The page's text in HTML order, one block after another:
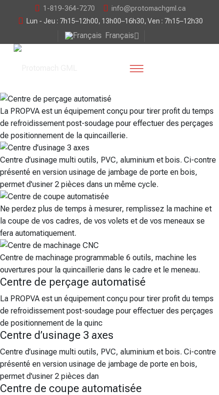
1-819-364-7270
info@protomachgml.ca
Lun - Jeu : 7h15–12h00, 13h00–16h30, Ven : 7h15–12h30
Français
La PROPVA est un équipement conçu pour tirer profit du temps
de refroidissement post-soudage pour effectuer des perçages
de positionnement de la quincaillerie.
Centre d’usinage multi outils, PVC, aluminium et bois. Ci-contre
présenté en version usinage de jambage de porte en bois,
permet d'usiner 2 pièces dans un même cycle.
Ne perdez plus de temps à mesurer, remplissez la machine et
la coupe de vos cadres, de vos volets et de vos meneaux se
fera automatiquement.
Centre de machinage programmable 6 outils, machine les
ouvertures pour la quincaillerie dans le cadre et le meneau.
Centre de perçage automatisé
La PROPVA est un équipement conçu pour tirer profit du temps
de refroidissement post-soudage pour effectuer des perçages
de positionnement de la quinc
Centre d’usinage 3 axes
Centre d’usinage multi outils, PVC, aluminium et bois. Ci-contre
présenté en version usinage de jambage de porte en bois,
permet d'usiner 2 pièces dan
Centre de coupe automatisée